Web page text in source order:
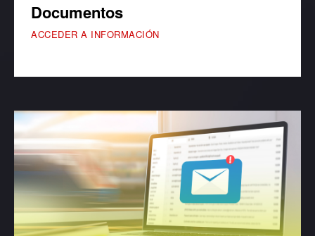
Documentos
ACCEDER A INFORMACIÓN